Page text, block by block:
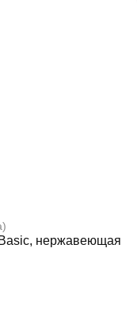
нержавеющая